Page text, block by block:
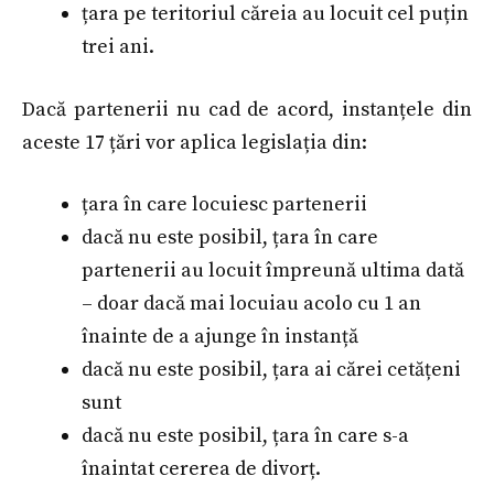
țara pe teritoriul căreia au locuit cel puțin
trei ani.
Dacă partenerii nu cad de acord, instanțele din
aceste 17 țări vor aplica legislația din:
țara în care locuiesc partenerii
dacă nu este posibil, țara în care
partenerii au locuit împreună ultima dată
– doar dacă mai locuiau acolo cu 1 an
înainte de a ajunge în instanță
dacă nu este posibil, țara ai cărei cetățeni
sunt
dacă nu este posibil, țara în care s-a
înaintat cererea de divorț.